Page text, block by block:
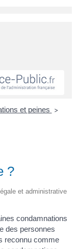
et peines >
?
et administrative
condamnations
des personnes
reconnu comme